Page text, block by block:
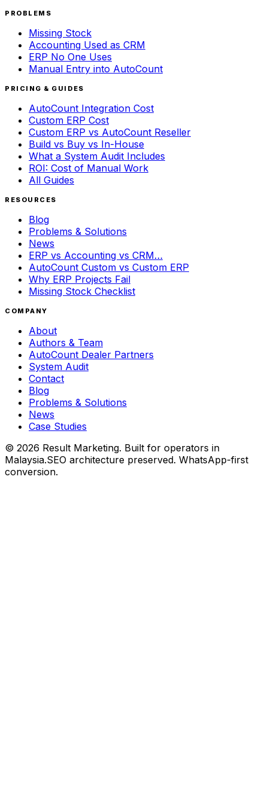
PROBLEMS
Missing Stock
Accounting Used as CRM
ERP No One Uses
Manual Entry into AutoCount
PRICING & GUIDES
AutoCount Integration Cost
Custom ERP Cost
Custom ERP vs AutoCount Reseller
Build vs Buy vs In-House
What a System Audit Includes
ROI: Cost of Manual Work
All Guides
RESOURCES
Blog
Problems & Solutions
News
ERP vs Accounting vs CRM…
AutoCount Custom vs Custom ERP
Why ERP Projects Fail
Missing Stock Checklist
COMPANY
About
Authors & Team
AutoCount Dealer Partners
System Audit
Contact
Blog
Problems & Solutions
News
Case Studies
© 2026 Result Marketing. Built for operators in
Malaysia.SEO architecture preserved. WhatsApp-first
conversion.